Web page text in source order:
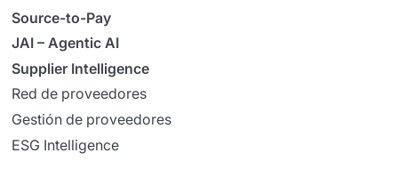
Source-to-Pay
JAI – Agentic AI
Supplier Intelligence
Red de proveedores
Gestión de proveedores
ESG Intelligence